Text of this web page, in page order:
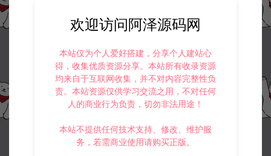
欢迎访问阿泽源码网
本站仅为个人爱好搭建，分享个人建站心
得，收集优质资源分享。本站所有收录资源
均来自于互联网收集，并不对内容完整性负
责。本站资源仅供学习交流之用，不对任何
人的商业行为负责，切勿非法用途！
本站不提供任何技术支持、修改、维护服
务，若需商业使用请购买正版。